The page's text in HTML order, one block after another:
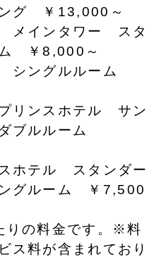
ング ￥13,000～
メインタワー スタ
ム ￥8,000～
シングルルーム
リンスホテル サン
ブルルーム
ホテル スタンダー
ングルーム ￥7,500
りの料金です。※料
ス料が含まれており